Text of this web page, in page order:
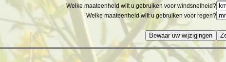
Welke maateenheid wilt u gebruiken voor windsnelheid?
Welke maateenheid wilt u gebruiken voor regen?
Bewaar uw wijzigingen